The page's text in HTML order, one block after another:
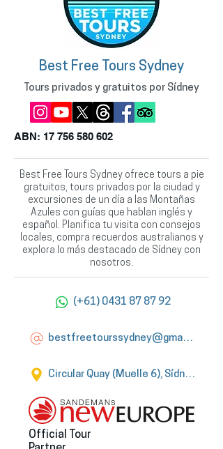
Best Free Tours Sydney
Tours privados y gratuitos por Sídney
ABN: 17 756 580 602
Best Free Tours Sydney ofrece tours a pie
gratuitos, tours privados por la ciudad y
excursiones de un día a las Montañas
Azules con guías que hablan inglés y
español. Planifica tu visita con consejos
locales, compra recuerdos australianos y
explora lo más destacado de Sídney con
nosotros.
(+61) 0431 87 87 92
bestfreetourssydney@gmail.com
Circular Quay (Muelle 6), Sídney
Official Tour